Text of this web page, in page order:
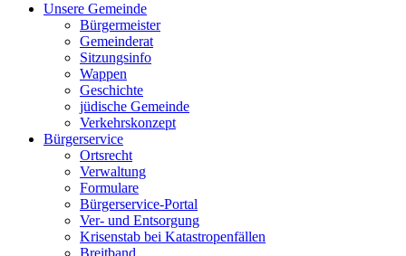
Unsere Gemeinde
Bürgermeister
Gemeinderat
Sitzungsinfo
Wappen
Geschichte
jüdische Gemeinde
Verkehrskonzept
Bürgerservice
Ortsrecht
Verwaltung
Formulare
Bürgerservice-Portal
Ver- und Entsorgung
Krisenstab bei Katastropenfällen